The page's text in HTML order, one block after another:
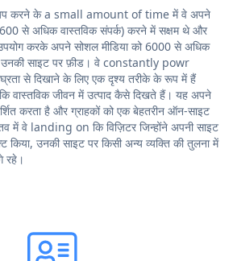
अप करने के a small amount of time में वे अपने
से अधिक वास्तविक संपर्क) करने में सक्षम थे और
करके अपने सोशल मीडिया को 6000 से अधिक
उनकी साइट पर फ़ीड। वे constantly powr
से दिखाने के लिए एक दृश्य तरीके के रूप में हैं
वास्तविक जीवन में उत्पाद कैसे दिखते हैं। यह अपने
करता है और ग्राहकों को एक बेहतरीन ऑन-साइट
में वे landing on कि विज़िटर जिन्होंने अपनी साइट
उनकी साइट पर किसी अन्य व्यक्ति की तुलना में
रहे।